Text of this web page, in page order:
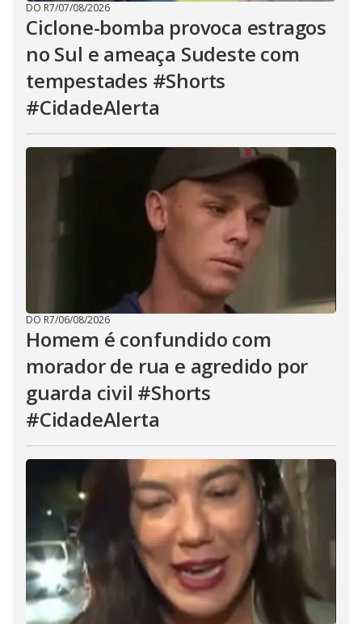
DO R7/07/08/2026
Ciclone-bomba provoca estragos
no Sul e ameaça Sudeste com
tempestades #Shorts
#CidadeAlerta
DO R7/06/08/2026
Homem é confundido com
morador de rua e agredido por
guarda civil #Shorts
#CidadeAlerta